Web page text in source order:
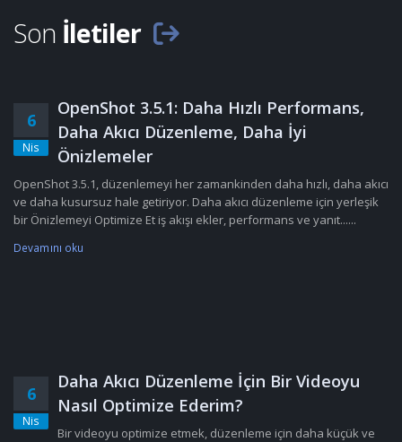
Son İletiler
6
Nis
OpenShot 3.5.1: Daha Hızlı Performans,
Daha Akıcı Düzenleme, Daha İyi
Önizlemeler
OpenShot 3.5.1, düzenlemeyi her zamankinden daha hızlı, daha akıcı
ve daha kusursuz hale getiriyor. Daha akıcı düzenleme için yerleşik
bir Önizlemeyi Optimize Et iş akışı ekler, performans ve yanıt......
Devamını oku
6
Nis
Daha Akıcı Düzenleme İçin Bir Videoyu
Nasıl Optimize Ederim?
Bir videoyu optimize etmek, düzenleme için daha küçük ve